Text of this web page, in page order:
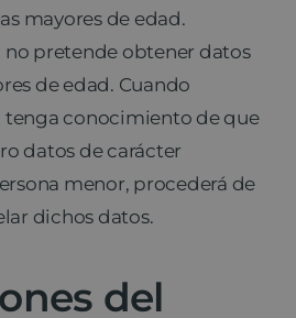
mayores de edad.
no pretende obtener datos
de edad. Cuando
tenga conocimiento de que
datos de carácter
menor, procederá de
dichos datos.
del